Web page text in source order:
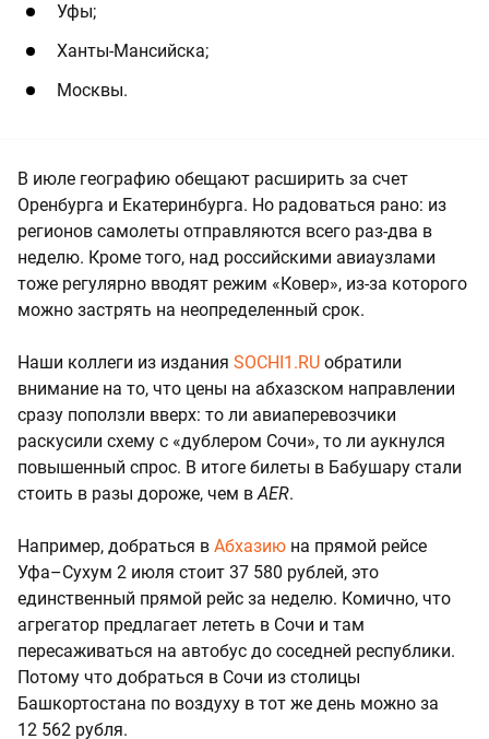
Уфы;
Ханты-Мансийска;
Москвы.
В июле географию обещают расширить за счет
Оренбурга и Екатеринбурга. Но радоваться рано: из
регионов самолеты отправляются всего раз-два в
неделю. Кроме того, над российскими авиаузлами
тоже регулярно вводят режим «Ковер», из-за которого
можно застрять на неопределенный срок.
Наши коллеги из издания SOCHI1.RU обратили
внимание на то, что цены на абхазском направлении
сразу поползли вверх: то ли авиаперевозчики
раскусили схему с «дублером Сочи», то ли аукнулся
повышенный спрос. В итоге билеты в Бабушару стали
стоить в разы дороже, чем вAER.
Например, добраться в Абхазию на прямой рейсе
Уфа–Сухум 2 июля стоит 37 580 рублей, это
единственный прямой рейс за неделю. Комично, что
агрегатор предлагает лететь в Сочи и там
пересаживаться на автобус до соседней республики.
Потому что добраться в Сочи из столицы
Башкортостана по воздуху в тот же день можно за
12 562 рубля.